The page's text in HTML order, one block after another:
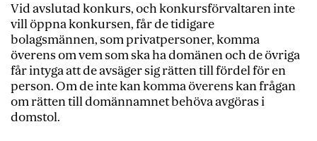
Vid avslutad konkurs, och konkursförvaltaren inte
vill öppna konkursen, får de tidigare
bolagsmännen, som privatpersoner, komma
överens om vem som ska ha domänen och de övriga
får intyga att de avsäger sig rätten till fördel för en
person. Om de inte kan komma överens kan frågan
om rätten till domännamnet behöva avgöras i
domstol.